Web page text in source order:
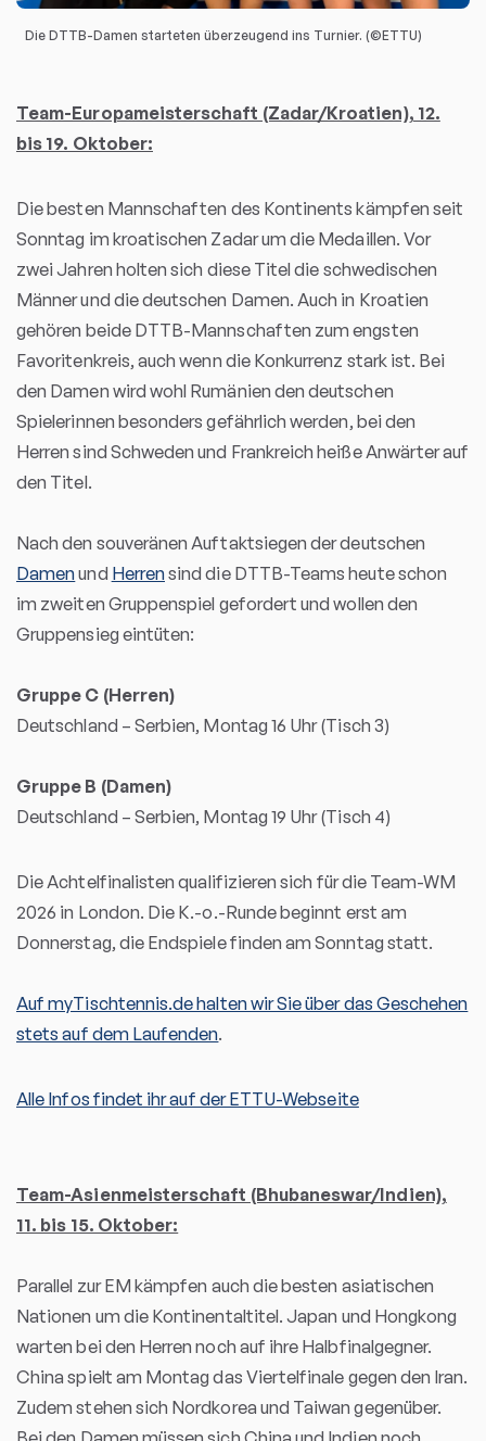
Die DTTB-Damen starteten überzeugend ins Turnier. (©ETTU)
Team-Europameisterschaft (Zadar/Kroatien), 12.
bis 19. Oktober:
Die besten Mannschaften des Kontinents kämpfen seit
Sonntag im kroatischen Zadar um die Medaillen. Vor
zwei Jahren holten sich diese Titel die schwedischen
Männer und die deutschen Damen. Auch in Kroatien
gehören beide DTTB-Mannschaften zum engsten
Favoritenkreis, auch wenn die Konkurrenz stark ist. Bei
den Damen wird wohl Rumänien den deutschen
Spielerinnen besonders gefährlich werden, bei den
Herren sind Schweden und Frankreich heiße Anwärter auf
den Titel.
Nach den souveränen Auftaktsiegen der deutschen
Damenund Herrensind die DTTB-Teams heute schon
im zweiten Gruppenspiel gefordert und wollen den
Gruppensieg eintüten:
Gruppe C (Herren)
Deutschland – Serbien, Montag 16 Uhr (Tisch 3)
Gruppe B (Damen)
Deutschland – Serbien, Montag 19 Uhr (Tisch 4)
Die Achtelfinalisten qualifizieren sich für die Team-WM
2026 in London. Die K.-o.-Runde beginnt erst am
Donnerstag, die Endspiele finden am Sonntag statt.
Auf myTischtennis.de halten wir Sie über das Geschehen
stets auf dem Laufenden.
Alle Infos findet ihr auf der ETTU-Webseite
Team-Asienmeisterschaft (Bhubaneswar/Indien),
11. bis 15. Oktober:
Parallel zur EM kämpfen auch die besten asiatischen
Nationen um die Kontinentaltitel. Japan und Hongkong
warten bei den Herren noch auf ihre Halbfinalgegner.
China spielt am Montag das Viertelfinale gegen den Iran.
Zudem stehen sich Nordkorea und Taiwan gegenüber.